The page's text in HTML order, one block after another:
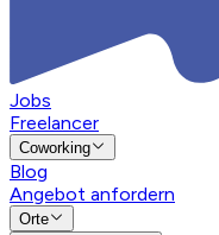
Jobs
Freelancer
Coworking
Blog
Angebot anfordern
Orte